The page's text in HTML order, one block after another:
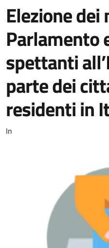
Elezione
Parlamento
spettanti
parte dei
residenti in
In